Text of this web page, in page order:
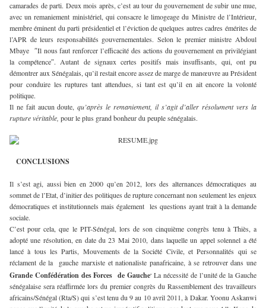
camarades de parti. Deux mois après, c’est au tour du gouvernement de subir une mue,
avec un remaniement ministériel, qui consacre le limogeage du Ministre de l’Intérieur,
membre éminent du parti présidentiel et l’éviction de quelques autres cadres émérites de
l’APR de leurs responsabilités gouvernementales. Selon le premier ministre Abdoul
Mbaye ″Il nous faut renforcer l’efficacité des actions du gouvernement en privilégiant
la compétence″. Autant de signaux certes positifs mais insuffisants, qui, ont pu
démontrer aux Sénégalais, qu’il restait encore assez de marge de manœuvre au Président
pour conduire les ruptures tant attendues, si tant est qu’il en ait encore la volonté
politique.
Il ne fait aucun doute,qu’après le remaniement, il s’agit d’aller résolument vers la
rupture véritable, pour le plus grand bonheur du peuple sénégalais.
CONCLUSIONS
Il s’est agi, aussi bien en 2000 qu’en 2012, lors des alternances démocratiques au
sommet de l’Etat, d’initier des politiques de rupture concernant non seulement les enjeux
démocratiques et institutionnels mais également les questions ayant trait à la demande
sociale.
C’est pour cela, que le PIT-Sénégal, lors de son cinquième congrès tenu à Thiès, a
adopté une résolution, en date du 23 Mai 2010, dans laquelle un appel solennel a été
lancé à tous les Partis, Mouvements de la Société Civile, et Personnalités qui se
réclament de la gauche marxiste et nationaliste panafricaine, à se retrouver dans une
Grande Confédération des Forces de Gauche. La nécessité de l’unité de la Gauche
sénégalaise sera réaffirmée lors du premier congrès du Rassemblement des travailleurs
africains/Sénégal (Rta/S) qui s’est tenu du 9 au 10 avril 2011, à Dakar. Yoonu Askanwi